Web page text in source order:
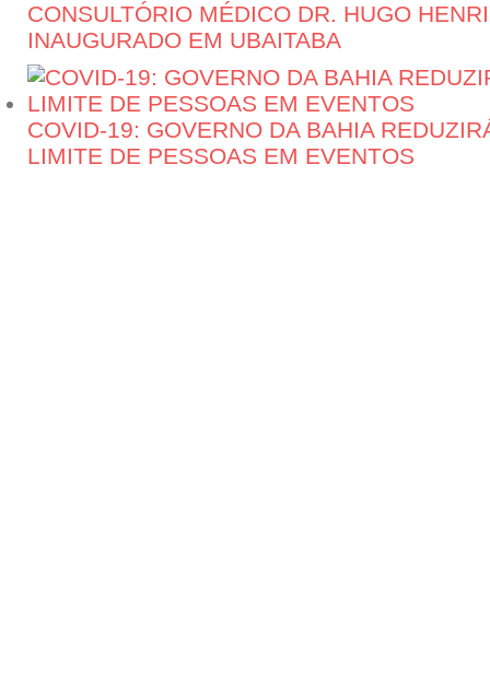
CONSULTÓRIO MÉDICO DR. HUGO
INAUGURADO EM UBAITABA
COVID-19: GOVERNO DA BAHIA
LIMITE DE PESSOAS EM EVENTOS